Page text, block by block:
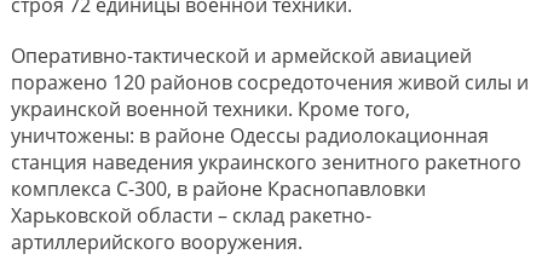
Оперативно-тактической и армейской авиацией
поражено 120 районов сосредоточения живой силы и
украинской военной техники. Кроме того,
уничтожены: в районе Одессы радиолокационная
станция наведения украинского зенитного ракетного
комплекса С-300, в районе Краснопавловки
Харьковской области – склад ракетно-
артиллерийского вооружения.